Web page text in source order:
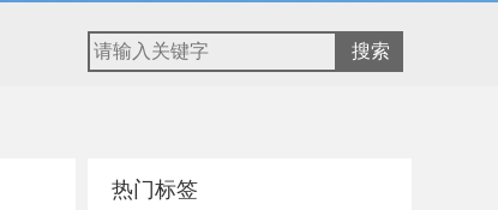
热门标签